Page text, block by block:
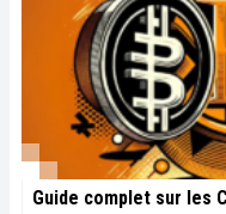
Guide complet sur les